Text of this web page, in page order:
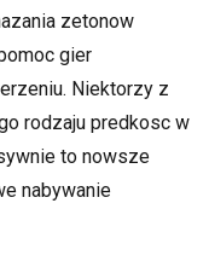
zetonow
gier
Niektorzy z
rodzaju predkosc w
to nowsze
nabywanie